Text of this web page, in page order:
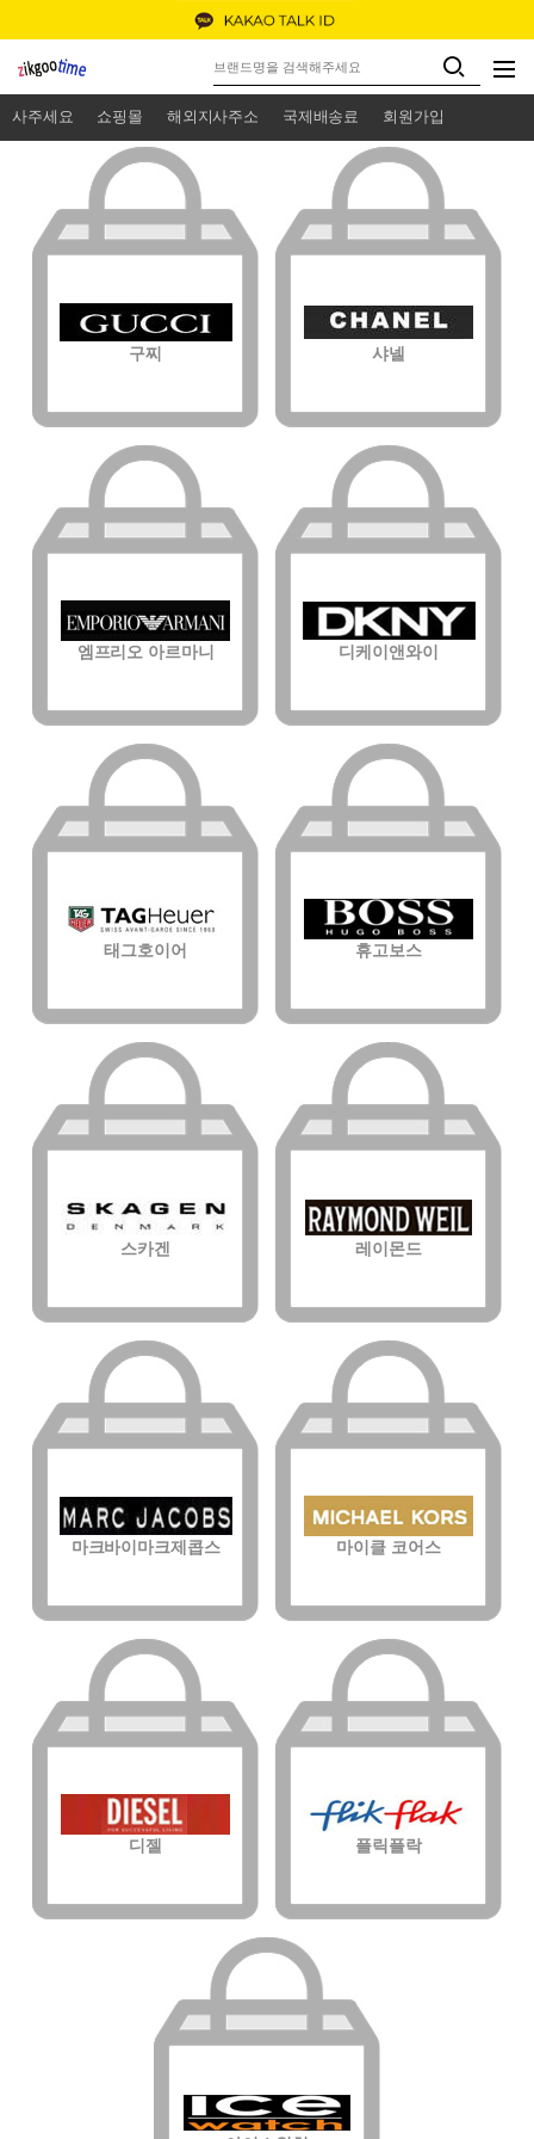
사주세요 쇼핑몰 해외지사주소 국제배송료 회원가입
구찌 샤넬
엠프리오 아르마니 디케이앤와이
태그호이어 휴고보스
스카겐 레이몬드
마크바이마크제콥스 마이클 코어스
디젤 플릭플락